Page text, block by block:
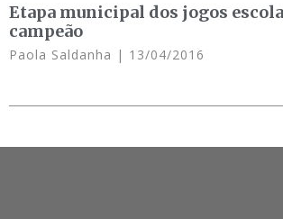
Etapa municipal dos jogos
campeão
Paola Saldanha 13/04/2016